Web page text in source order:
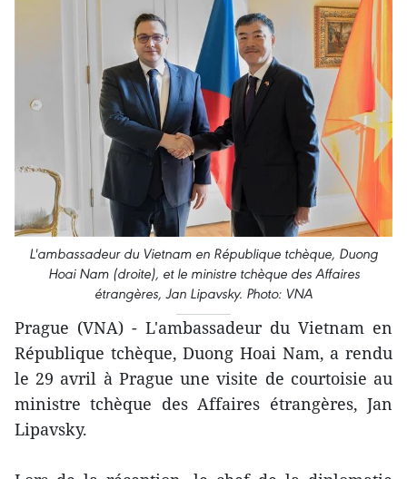
L'ambassadeur du Vietnam en République tchèque, Duong
Hoai Nam (droite), et le ministre tchèque des Affaires
étrangères, Jan Lipavsky. Photo: VNA
Prague (VNA) - L'ambassadeur du Vietnam en
République tchèque, Duong Hoai Nam, a rendu
le 29 avril à Prague une visite de courtoisie au
ministre tchèque des Affaires étrangères, Jan
Lipavsky.